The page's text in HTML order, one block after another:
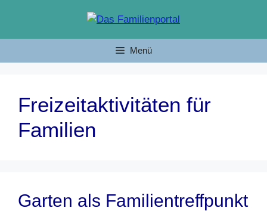
springen
Menü
Freizeitaktivitäten für
Familien
Garten als Familientreffpunkt